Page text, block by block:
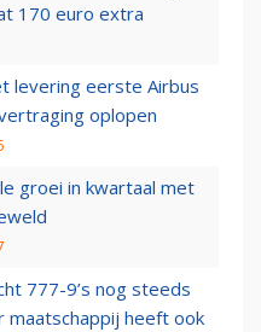
170 euro extra
levering eerste Airbus
oplopen
groei in kwartaal met
777-9’s nog steeds
maatschappij heeft ook